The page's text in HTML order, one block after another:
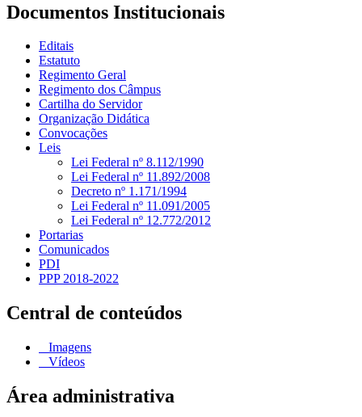
Documentos Institucionais
Editais
Estatuto
Regimento Geral
Regimento dos Câmpus
Cartilha do Servidor
Organização Didática
Convocações
Leis
Lei Federal nº 8.112/1990
Lei Federal nº 11.892/2008
Decreto nº 1.171/1994
Lei Federal nº 11.091/2005
Lei Federal nº 12.772/2012
Portarias
Comunicados
PDI
PPP 2018-2022
Central de conteúdos
Imagens
Vídeos
Área administrativa